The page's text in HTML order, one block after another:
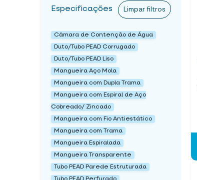
Especificações Limpar filtros
Câmara de Contenção de Água
Duto/Tubo PEAD Corrugado
Duto/Tubo PEAD Liso
Mangueira Aço Mola
Mangueira com Dupla Trama
Mangueira com Espiral de Aço
Cobreado/ Zincado
Mangueira com Fio Antiestático
Mangueira com Trama
Mangueira Espiralada
Mangueira Transparente
Tubo PEAD Parede Estruturada